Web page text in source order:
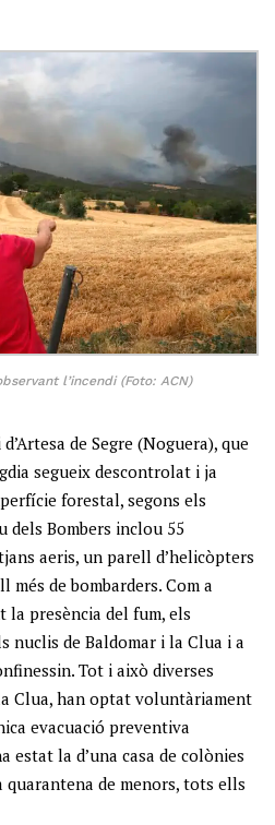
l’incendi (Foto: ACN)
de Segre (Noguera), que
segueix descontrolat i ja
forestal, segons els
dels Bombers inclou 55
aeris, un parell d’helicòpters
més de bombarders. Com a
la presència del fum, els
nuclis de Baldomar i la Clua i a
Tot i això diverses
Clua, han optat voluntàriament
evacuació preventiva
estat la d’una casa de colònies
quarantena de menors, tots ells